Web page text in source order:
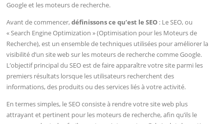
Google et les moteurs de recherche.
Avant de commencer,définissons ce qu’est le SEO : Le SEO, ou
« Search Engine Optimization » (Optimisation pour les Moteurs de
Recherche), est un ensemble de techniques utilisées pour améliorer la
visibilité d’un site web sur les moteurs de recherche comme Google.
L’objectif principal du SEO est de faire apparaître votre site parmi les
premiers résultats lorsque les utilisateurs recherchent des
informations, des produits ou des services liés à votre activité.
En termes simples, le SEO consiste à rendre votre site web plus
attrayant et pertinent pour les moteurs de recherche, afin qu’ils le